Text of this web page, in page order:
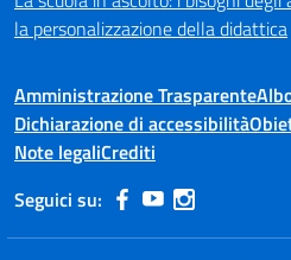
la personalizzazione della didattica
Amministrazione Trasparente
Dichiarazione di accessibilità
Note legaliCrediti
Seguici su: